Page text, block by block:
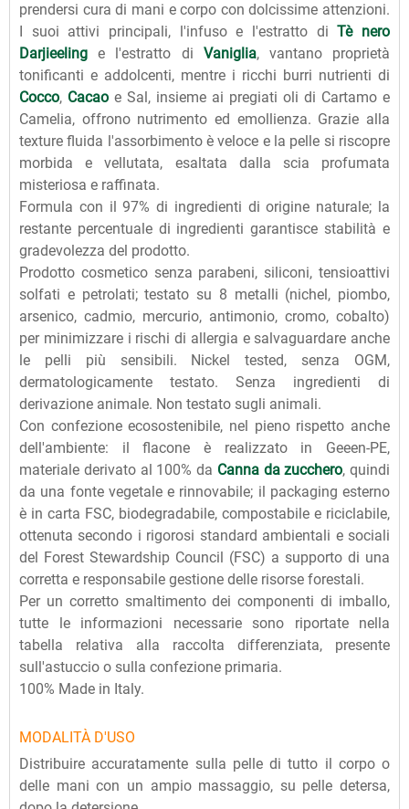
prendersi cura di mani e corpo con dolcissime attenzioni.
I suoi attivi principali, l'infuso e l'estratto diTè nero
Darjieeling e l'estratto di Vaniglia, vantano proprietà
tonificanti e addolcenti, mentre i ricchi burri nutrienti di
Cocco, Cacao e Sal, insieme ai pregiati oli di Cartamo e
Camelia, offrono nutrimento ed emollienza. Grazie alla
texture fluida l'assorbimento è veloce e la pelle si riscopre
morbida e vellutata, esaltata dalla scia profumata
misteriosa e raffinata.
Formula con il 97% di ingredienti di origine naturale; la
restante percentuale di ingredienti garantisce stabilità e
gradevolezza del prodotto.
Prodotto cosmetico senza parabeni, siliconi, tensioattivi
solfati e petrolati; testato su 8 metalli (nichel, piombo,
arsenico, cadmio, mercurio, antimonio, cromo, cobalto)
per minimizzare i rischi di allergia e salvaguardare anche
le pelli più sensibili. Nickel tested, senza OGM,
dermatologicamente testato. Senza ingredienti di
derivazione animale. Non testato sugli animali.
Con confezione ecosostenibile, nel pieno rispetto anche
dell'ambiente: il flacone è realizzato in Geeen-PE,
materiale derivato al 100% da Canna da zucchero, quindi
da una fonte vegetale e rinnovabile; il packaging esterno
è in carta FSC, biodegradabile, compostabile e riciclabile,
ottenuta secondo i rigorosi standard ambientali e sociali
del Forest Stewardship Council (FSC) a supporto di una
corretta e responsabile gestione delle risorse forestali.
Per un corretto smaltimento dei componenti di imballo,
tutte le informazioni necessarie sono riportate nella
tabella relativa alla raccolta differenziata, presente
sull'astuccio o sulla confezione primaria.
100% Made in Italy.
MODALITÀ D'USO
Distribuire accuratamente sulla pelle di tutto il corpo o
delle mani con un ampio massaggio, su pelle detersa,